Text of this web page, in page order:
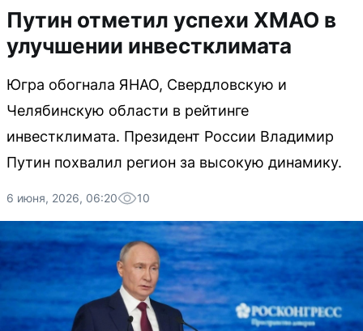
Путин отметил успехи ХМАО в
улучшении инвестклимата
Югра обогнала ЯНАО, Свердловскую и
Челябинскую области в рейтинге
инвестклимата. Президент России Владимир
Путин похвалил регион за высокую динамику.
6 июня, 2026, 06:20 10